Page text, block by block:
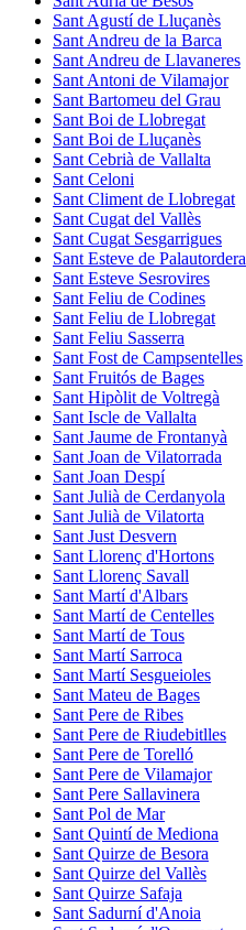
Sant Agustí de Lluçanès
Sant Andreu de la Barca
Sant Andreu de Llavaneres
Sant Antoni de Vilamajor
Sant Bartomeu del Grau
Sant Boi de Llobregat
Sant Boi de Lluçanès
Sant Cebrià de Vallalta
Sant Celoni
Sant Climent de Llobregat
Sant Cugat del Vallès
Sant Cugat Sesgarrigues
Sant Esteve de Palautordera
Sant Esteve Sesrovires
Sant Feliu de Codines
Sant Feliu de Llobregat
Sant Feliu Sasserra
Sant Fost de Campsentelles
Sant Fruitós de Bages
Sant Hipòlit de Voltregà
Sant Iscle de Vallalta
Sant Jaume de Frontanyà
Sant Joan de Vilatorrada
Sant Joan Despí
Sant Julià de Cerdanyola
Sant Julià de Vilatorta
Sant Just Desvern
Sant Llorenç d'Hortons
Sant Llorenç Savall
Sant Martí d'Albars
Sant Martí de Centelles
Sant Martí de Tous
Sant Martí Sarroca
Sant Martí Sesgueioles
Sant Mateu de Bages
Sant Pere de Ribes
Sant Pere de Riudebitlles
Sant Pere de Torelló
Sant Pere de Vilamajor
Sant Pere Sallavinera
Sant Pol de Mar
Sant Quintí de Mediona
Sant Quirze de Besora
Sant Quirze del Vallès
Sant Quirze Safaja
Sant Sadurní d'Anoia